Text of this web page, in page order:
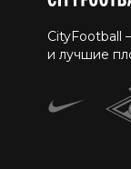
CityFootball
и лучшие